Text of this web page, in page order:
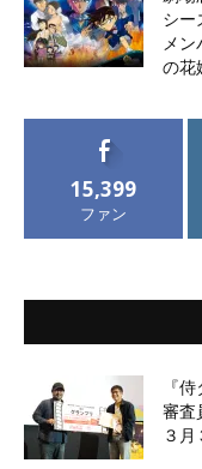
シー
メ
の花
15,399
ファン
『
審査
３